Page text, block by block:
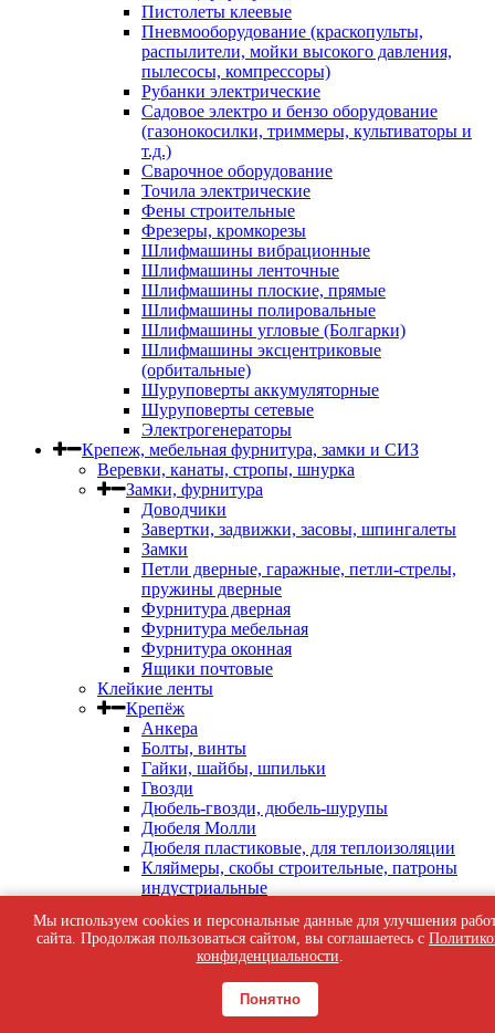
Пистолеты клеевые
Пневмооборудование (краскопульты,
распылители, мойки высокого давления,
пылесосы, компрессоры)
Рубанки электрические
Садовое электро и бензо оборудование
(газонокосилки, триммеры, культиваторы и
т.д.)
Сварочное оборудование
Точила электрические
Фены строительные
Фрезеры, кромкорезы
Шлифмашины вибрационные
Шлифмашины ленточные
Шлифмашины плоские, прямые
Шлифмашины полировальные
Шлифмашины угловые (Болгарки)
Шлифмашины эксцентриковые
(орбитальные)
Шуруповерты аккумуляторные
Шуруповерты сетевые
Электрогенераторы
Крепеж, мебельная фурнитура, замки и СИЗ
Веревки, канаты, стропы, шнурка
Замки, фурнитура
Доводчики
Завертки, задвижки, засовы, шпингалеты
Замки
Петли дверные, гаражные, петли-стрелы,
пружины дверные
Фурнитура дверная
Фурнитура мебельная
Фурнитура оконная
Ящики почтовые
Клейкие ленты
Крепёж
Анкера
Болты, винты
Гайки, шайбы, шпильки
Гвозди
Дюбель-гвозди, дюбель-шурупы
Дюбеля Молли
Дюбеля пластиковые, для теплоизоляции
Кляймеры, скобы строительные, патроны
индустриальные
Саморезы кровельные
Саморезы оконные, по бетону
Саморезы с пресс-шайбой
Саморезы черные
Мы используем cookies и персональные данные для улучшения
сайта. Продолжая пользоваться сайтом, вы соглашаетесь с
конфиденциальности.
Понятно